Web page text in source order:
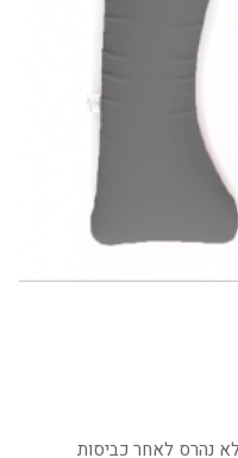
לא נהרס לאחר כביסות